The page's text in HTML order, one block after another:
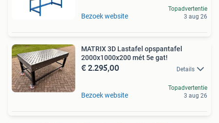
Bezoek website
Topadvertentie
3 aug 26
MATRIX 3D Lastafel opspantafel
2000x1000x200 mét 5e gat!
€ 2.295,00 Details
Bezoek website
Topadvertentie
3 aug 26